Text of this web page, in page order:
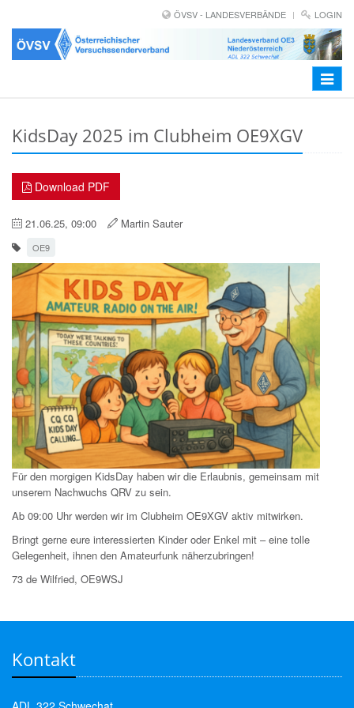
ÖVSV - LANDESVERBÄNDE LOGIN
Toggle
KidsDay 2025 im Clubheim OE9XGV
Download PDF
21.06.25, 09:00 Martin Sauter
OE9
Für den morgigen KidsDay haben wir die Erlaubnis, gemeinsam mit
unserem Nachwuchs QRV zu sein.
Ab 09:00 Uhr werden wir im Clubheim OE9XGV aktiv mitwirken.
Bringt gerne eure interessierten Kinder oder Enkel mit – eine tolle
Gelegenheit, ihnen den Amateurfunk näherzubringen!
73 de Wilfried, OE9WSJ
Kontakt